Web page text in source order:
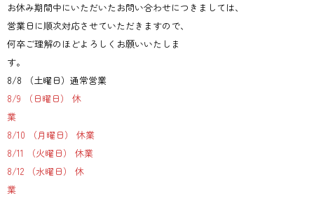
お休み期間中にいただいたお問い合わせにつきましては、
営業日に順次対応させていただきますので、
何卒ご理解のほどよろしくお願いいたしま
す
8/8 （土曜日）通常営業
8/9 （日曜日） 休
業
8/10 （月曜日） 休業
8/11 （火曜日） 休業
8/12 （水曜日） 休
業